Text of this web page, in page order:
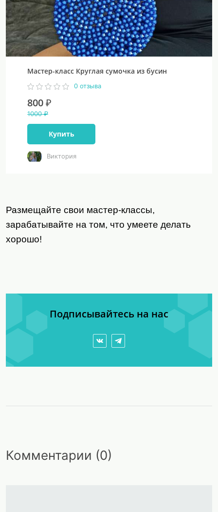
Мастер-класс Круглая сумочка из бусин
0 отзыва
800 ₽
1000 ₽
Купить
Виктория
Размещайте свои мастер-классы,
зарабатывайте на том, что умеете делать
хорошо!
Подписывайтесь на нас
Комментарии (0)